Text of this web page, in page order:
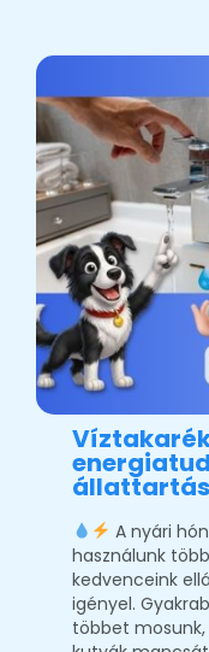
A nyári
használunk
kedvenceink
igényel.
többet mosunk,